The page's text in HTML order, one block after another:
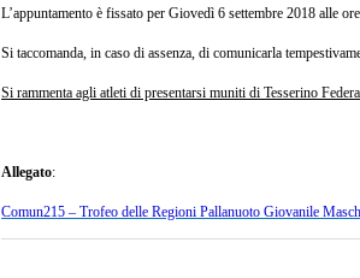
L’appuntamento è fissato per Giovedì 6 settembre 2018 alle
Si taccomanda, in caso di assenza, di comunicarla
Si rammenta agli atleti di presentarsi muniti di Tesserino
Allegato:
Comun215 – Trofeo delle Regioni Pallanuoto Giovanile